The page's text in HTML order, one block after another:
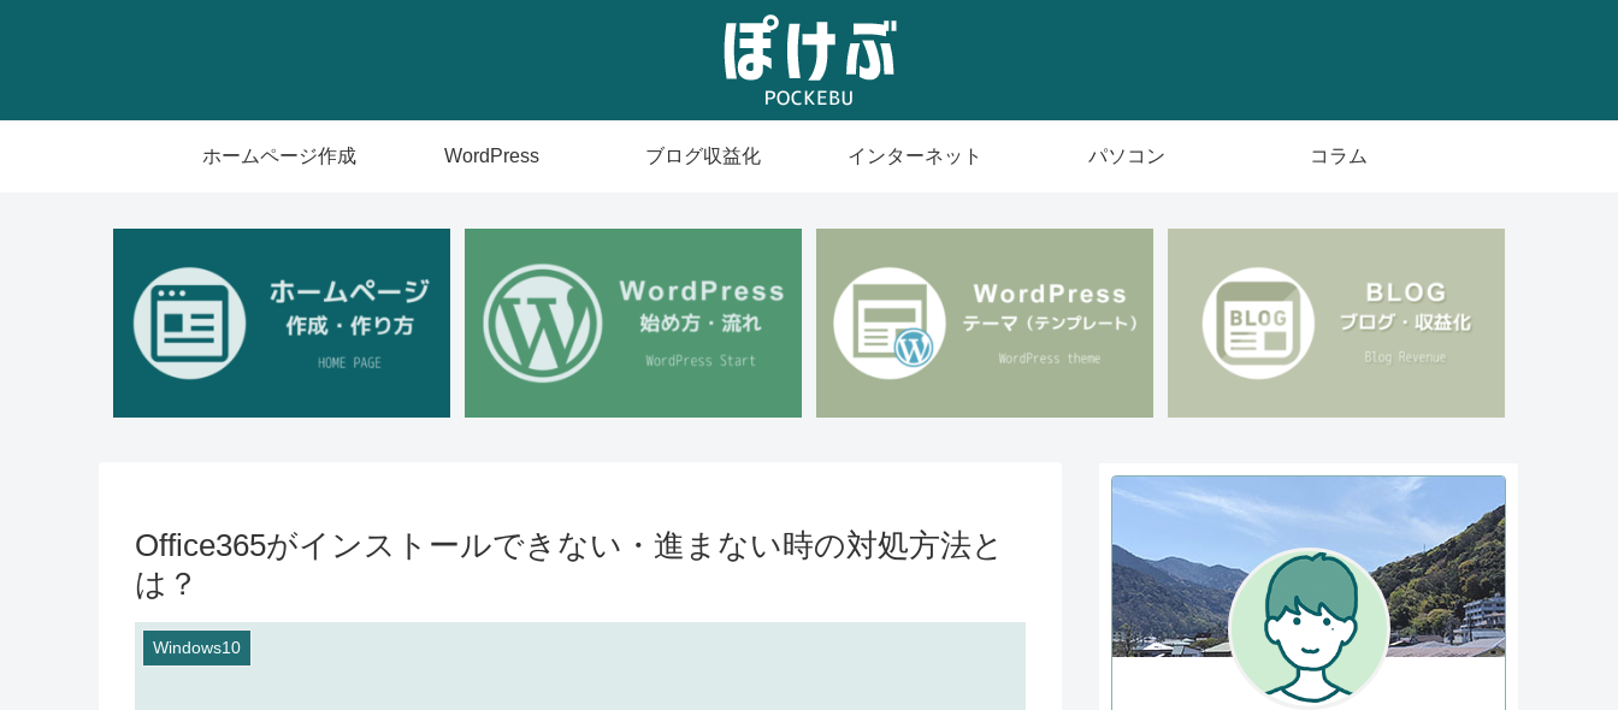
ホームページ作成 WordPress ブログ収益化 インターネット パソコン コラム
Office365がインストールできない・進まない時の対処方法と
は？
Windows10